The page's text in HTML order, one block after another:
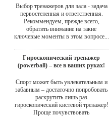
Выбор тренажеров для зала - задача
первостепенная и ответственная.
Рекоммендуем, прежде всего,
обратить внимание на такие
ключевые моменты в этом вопросе...
Гироскопический тренажер
(powerball) – все в ваших руках!
Спорт может быть увлекательным и
забавным – достаточно попробовать
раскрутить лишь раз
гироскопический кистевой тренажер!
Проще почувствовать